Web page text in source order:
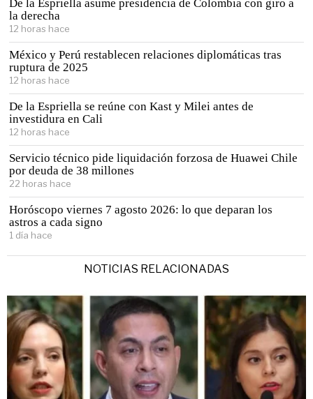
De la Espriella asume presidencia de Colombia con giro a
la derecha
12 horas hace
México y Perú restablecen relaciones diplomáticas tras
ruptura de 2025
12 horas hace
De la Espriella se reúne con Kast y Milei antes de
investidura en Cali
12 horas hace
Servicio técnico pide liquidación forzosa de Huawei Chile
por deuda de 38 millones
22 horas hace
Horóscopo viernes 7 agosto 2026: lo que deparan los
astros a cada signo
1 día hace
NOTICIAS RELACIONADAS